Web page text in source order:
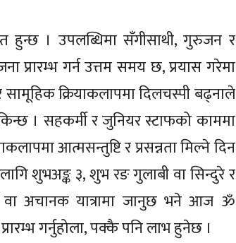
हुन्छ । उपलब्धिमा सँगीसाथी, गुरुजन र
प्रारम्भ गर्न उत्तम समय छ, प्रयास गरेमा
सामूहिक क्रियाकलापमा दिलचस्पी बढ्नाले
। सहकर्मी र जुनियर स्टाफको काममा
आत्मसन्तुष्टि र प्रसन्नता मिल्ने दिन
शुभअङ्क ३, शुभ रङ गुलाबी वा सिन्दुरे र
अचानक यात्रामा जानुछ भने आज ॐ
गर्नुहोला, पक्कै पनि लाभ हुनेछ ।